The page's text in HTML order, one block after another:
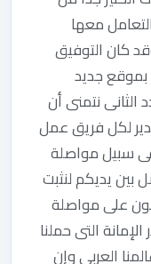
معها
كان التوفيق
بموقع جديد
نتمنى أن
لكل فريق عمل
فى سبيل مواصلة
يديكم لنثبت
على مواصلة
التى حملنا
العربى وإن